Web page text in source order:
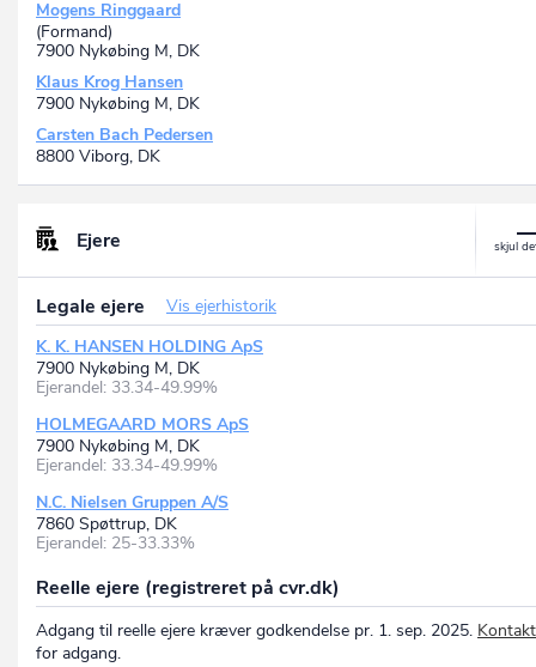
Mogens Ringgaard
(Formand)
7900 Nykøbing M, DK
Klaus Krog Hansen
7900 Nykøbing M, DK
Carsten Bach Pedersen
8800 Viborg, DK
Ejere
Legale ejere
Vis ejerhistorik
K. K. HANSEN HOLDING ApS
7900 Nykøbing M, DK
Ejerandel: 33.34-49.99%
HOLMEGAARD MORS ApS
7900 Nykøbing M, DK
Ejerandel: 33.34-49.99%
N.C. Nielsen Gruppen A/S
7860 Spøttrup, DK
Ejerandel: 25-33.33%
Reelle ejere (registreret på cvr.dk)
Adgang til reelle ejere kræver godkendelse pr. 1. sep. 2025.
for adgang.